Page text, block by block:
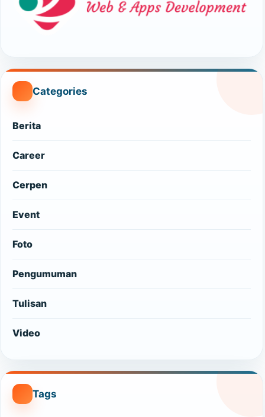
Categories
Berita
Career
Cerpen
Event
Foto
Pengumuman
Tulisan
Video
Tags